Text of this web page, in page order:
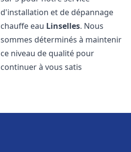
d'installation et de dépannage
chauffe eau Linselles. Nous
sommes déterminés à maintenir
ce niveau de qualité pour
continuer à vous satis